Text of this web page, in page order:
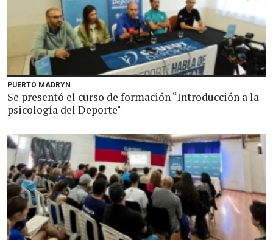
PUERTO MADRYN
Se presentó el curso de formación “Introducción a la
psicología del Deporte"